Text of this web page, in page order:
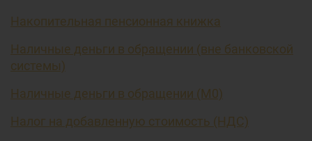
Накопительная пенсионная книжка
Наличные деньги в обращении (вне банковской
системы)
Наличные деньги в обращении (М0)
Налог на добавленную стоимость (НДС)